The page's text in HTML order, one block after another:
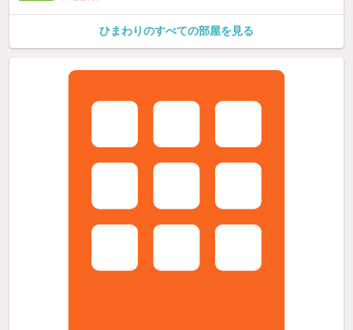
ひまわりのすべての部屋を見る